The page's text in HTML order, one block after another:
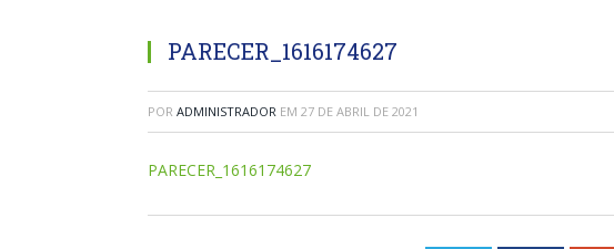
PARECER_1616174627
POR ADMINISTRADOR EM 27 DE ABRIL DE 2021
PARECER_1616174627